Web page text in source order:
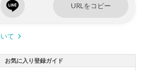
URLをコピー
て
お気に入り登録ガイド